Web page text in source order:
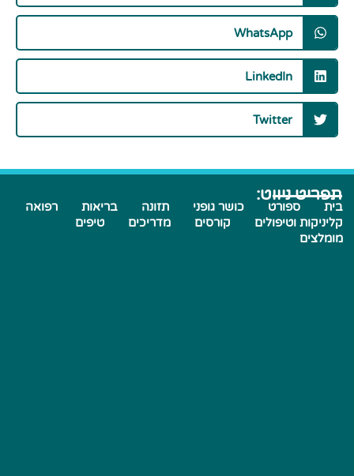
WhatsApp
LinkedIn
Twitter
תפריט ניווט:
בית ספורט כושר גופני תזונה בריאות
רפואה
קליניקות וטיפולים
קורסים מדריכים
טיפים
מומלצים